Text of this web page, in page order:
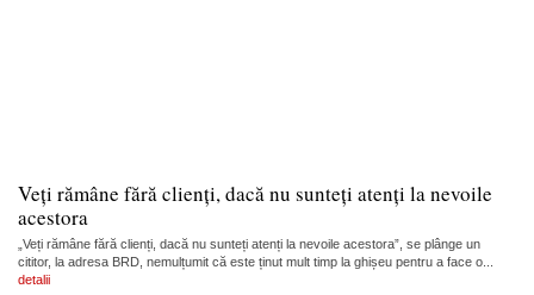
Veți rămâne fără clienți, dacă nu sunteți atenți la nevoile
acestora
„Veți rămâne fără clienți, dacă nu sunteți atenți la nevoile acestora”, se plânge un
cititor, la adresa BRD, nemulțumit că este ținut mult timp la ghișeu pentru a face o...
detalii